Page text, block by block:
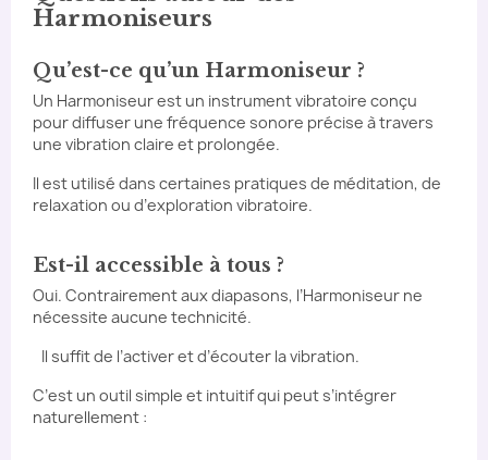
Harmoniseurs
Qu’est-ce qu’un Harmoniseur ?
Un Harmoniseur est un instrument vibratoire conçu
pour diffuser une fréquence sonore précise à travers
une vibration claire et prolongée.
Il est utilisé dans certaines pratiques de méditation, de
relaxation ou d’exploration vibratoire.
Est-il accessible à tous ?
Oui. Contrairement aux diapasons, l’Harmoniseur ne
nécessite aucune technicité.
Il suffit de l’activer et d’écouter la vibration.
C’est un outil simple et intuitif qui peut s’intégrer
naturellement :